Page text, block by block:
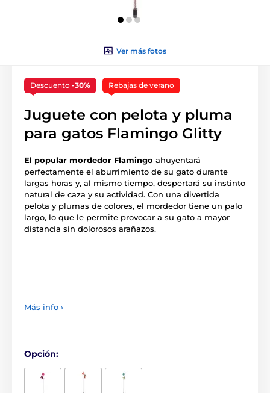
Ver más fotos
Descuento -30% Rebajas de verano
Juguete con pelota y pluma
para gatos Flamingo Glitty
El popular mordedor Flamingo ahuyentará
perfectamente el aburrimiento de su gato durante
largas horas y, al mismo tiempo, despertará su instinto
natural de caza y su actividad. Con una divertida
pelota y plumas de colores, el mordedor tiene un palo
largo, lo que le permite provocar a su gato a mayor
distancia sin dolorosos arañazos.
Más info ›
Opción: